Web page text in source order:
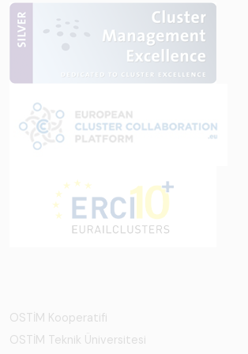
OSTİM Kooperatifi
OSTİM Teknik Üniversitesi